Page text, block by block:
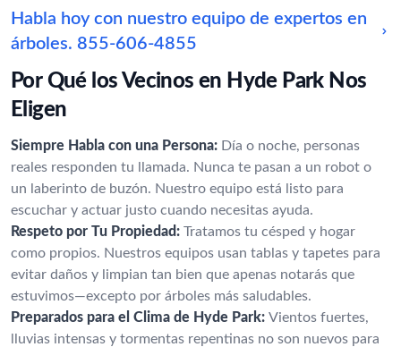
Habla hoy con nuestro equipo de expertos en
árboles. 855-606-4855
Por Qué los Vecinos en Hyde Park Nos
Eligen
Siempre Habla con una Persona: Día o noche, personas
reales responden tu llamada. Nunca te pasan a un robot o
un laberinto de buzón. Nuestro equipo está listo para
escuchar y actuar justo cuando necesitas ayuda.
Respeto por Tu Propiedad: Tratamos tu césped y hogar
como propios. Nuestros equipos usan tablas y tapetes para
evitar daños y limpian tan bien que apenas notarás que
estuvimos—excepto por árboles más saludables.
Preparados para el Clima de Hyde Park: Vientos fuertes,
lluvias intensas y tormentas repentinas no son nuevos para